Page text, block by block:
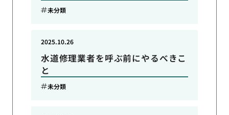
未分類
水道修理業者を呼ぶ前にやるべきこ
と
2025.10.26
未分類